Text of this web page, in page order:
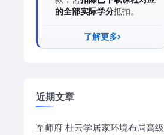
的全部实际学分抵扣。
了解更多
近期文章
军师府 杜云学居家环境布局高级